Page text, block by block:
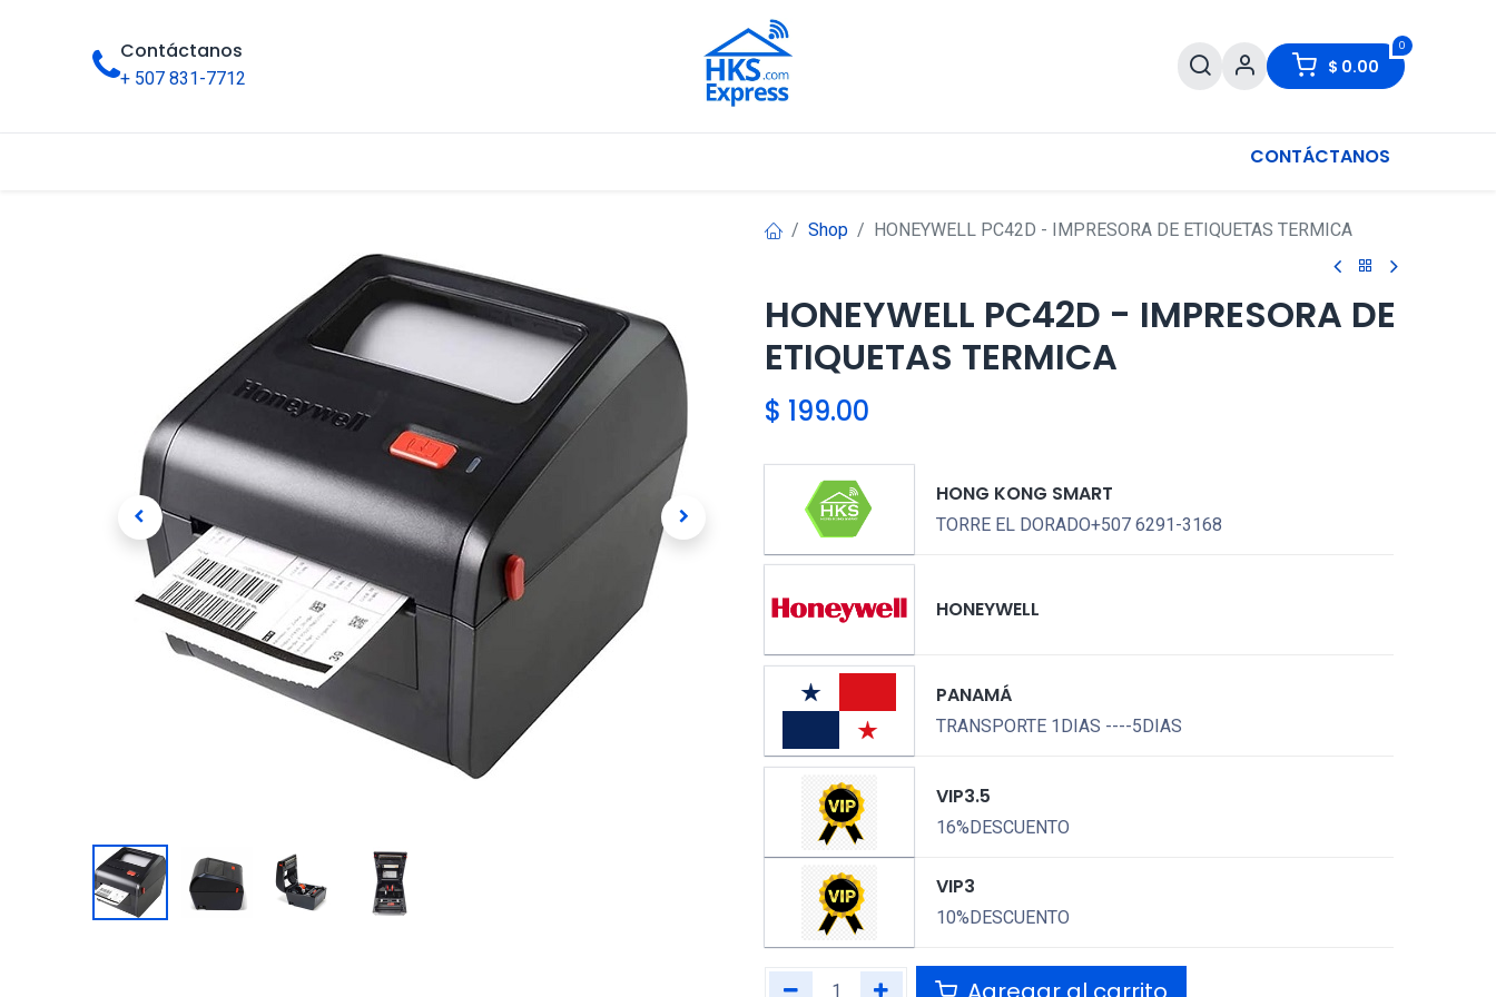
Contáctanos
+ 507 831-7712
0
$ 0.00
CONTÁCTANOS
Shop HONEYWELL PC42D - IMPRESORA DE ETIQUETAS TERMICA
HONEYWELL PC42D - IMPRESORA DE
ETIQUETAS TERMICA
$ 199.00
HONG KONG SMART
TORRE EL DORADO+507 6291-3168
HONEYWELL
PANAMÁ
TRANSPORTE 1DIAS ----5DIAS
VIP3.5
16%DESCUENTO
VIP3
10%DESCUENTO